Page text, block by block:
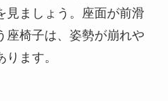
見ましょう。座面が前滑
座椅子は、姿勢が崩れや
ます。